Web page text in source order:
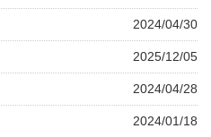
2024/04/30
2025/12/05
2024/04/28
2024/01/18